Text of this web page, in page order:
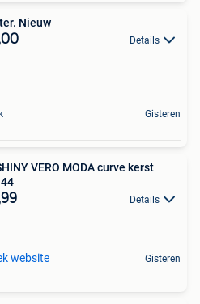
Nieuw
Details
Gisteren
VERO MODA curve kerst
Details
website Gisteren